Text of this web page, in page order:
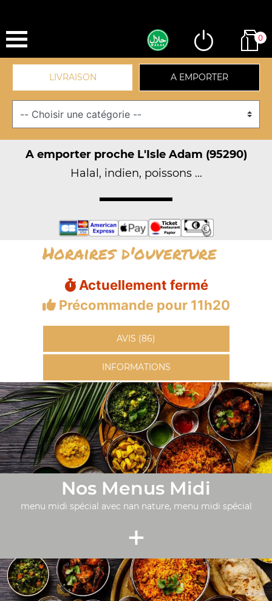
0
LIVRAISON A EMPORTER
A emporter proche L'Isle Adam (95290)
Halal, indien, poissons ...
Horaires d'ouverture
Actuellement fermé
Précommande pour 11h20
AVIS (86)
INFORMATIONS
Nos Menus Midi
menu midi spécial avec nan nature, menu midi spécial
+